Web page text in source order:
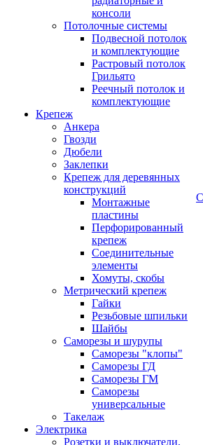
консоли
Потолочные системы
Подвесной потолок
и комплектующие
Растровый потолок
Грильято
Реечный потолок и
комплектующие
Крепеж
Анкера
Гвозди
Дюбели
Заклепки
Крепеж для деревянных
конструкций
Монтажные
пластины
Перфорированный
крепеж
Соединительные
элементы
Хомуты, скобы
Метрический крепеж
Гайки
Резьбовые шпильки
Шайбы
Саморезы и шурупы
Саморезы "клопы"
Саморезы ГД
Саморезы ГМ
Саморезы
универсальные
Такелаж
Электрика
Розетки и выключатели,